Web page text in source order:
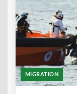
MIGRATION